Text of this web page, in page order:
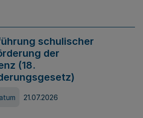
schulischer
der
(18.
21.07.2026